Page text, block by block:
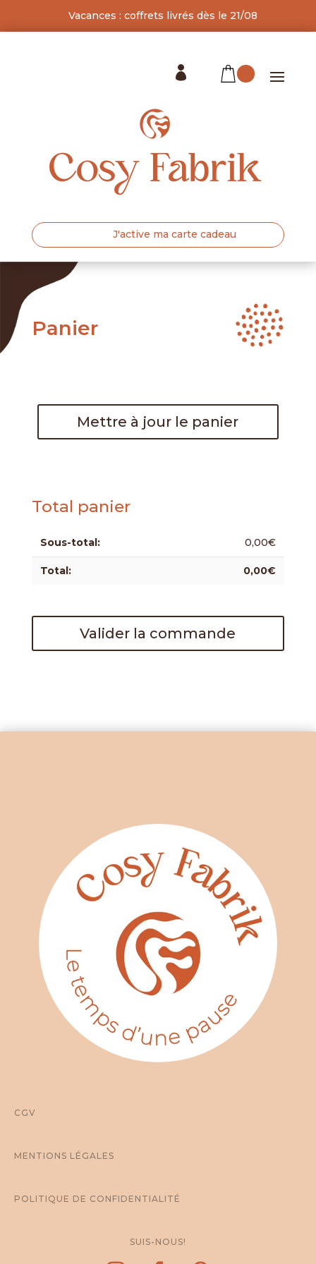
Vacances : coffrets livrés dès le 21/08

J'active ma carte cadeau
Panier
Mettre à jour le panier
Total panier
0,00€
0,00€
Valider la commande
CGV
MENTIONS LÉGALES
POLITIQUE DE CONFIDENTIALITÉ
SUIS-NOUS!